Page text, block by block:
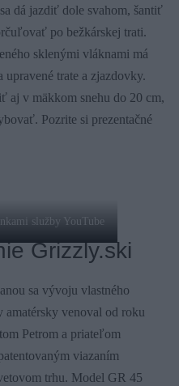
dá jazdiť dole svahom, šantiť
po bežkárskej trati.
sklenými vláknami má
upravené trate a zjazdovky.
aj v mäkkom snehu do 20 cm,
Pozrite si prezentačné
služby YouTube
Grizzly.ski
sa vývoju vlastného
amatérsky venoval od roku
Petrom a priateľom
viazaním
trhu. Model GR 45